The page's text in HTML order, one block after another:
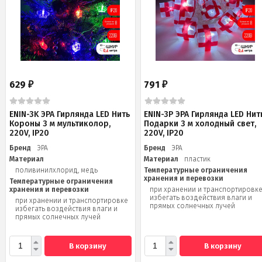
629 ₽
ENIN-3K ЭРА Гирлянда LED Нить
Короны 3 м мультиколор,
220V, IP20
Бренд
ЭРА
Материал
поливинилхлорид, медь
Температурные ограничения
хранения и перевозки
при хранении и транспортировке
избегать воздействия влаги и
прямых солнечных лучей
В корзину
791₽
ENIN-3P ЭРА Гирлянда LED
Подарки 3 м холодный свет,
220V, IP20
Бренд
ЭРА
Материал
пластик
Температурные ограничения
хранения и перевозки
при хранении и
избегать воздействия влаги и
прямых солнечных лучей
В корзину